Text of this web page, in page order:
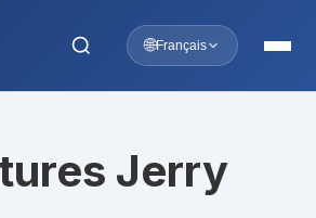
🌐Français
Jerry